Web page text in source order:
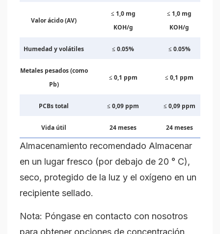
Valor ácido (AV)
≤ 1,0 mg
KOH/g
≤ 1,0 mg
KOH/g
Humedad y volátiles ≤ 0.05% ≤ 0.05%
Metales pesados (como
Pb)
≤ 0,1 ppm ≤ 0,1 ppm
PCBs total ≤ 0,09 ppm ≤ 0,09 ppm
Vida útil 24 meses 24 meses
Almacenamiento recomendado Almacenar
en un lugar fresco (por debajo de 20 ° C),
seco, protegido de la luz y el oxígeno en un
recipiente sellado.
Nota: Póngase en contacto con nosotros
para obtener opciones de concentración